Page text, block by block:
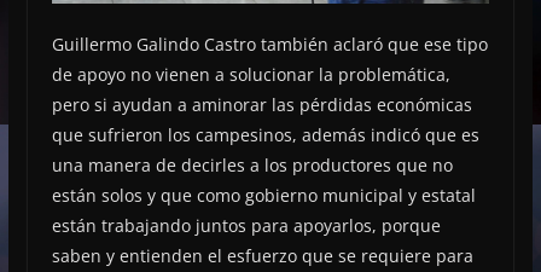
Guillermo Galindo Castro también aclaró que ese tipo
de apoyo no vienen a solucionar la problemática,
pero si ayudan a aminorar las pérdidas económicas
que sufrieron los campesinos, además indicó que es
una manera de decirles a los productores que no
están solos y que como gobierno municipal y estatal
están trabajando juntos para apoyarlos, porque
saben y entienden el esfuerzo que se requiere para